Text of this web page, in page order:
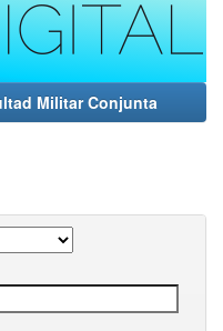
Militar Conjunta